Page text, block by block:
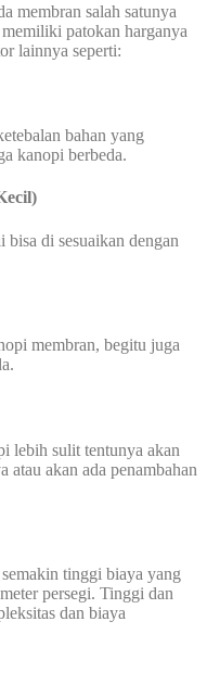
membran salah satunya
patokan harganya
lainnya seperti:
bahan yang
kanopi berbeda.
di sesuaikan dengan
membran, begitu juga
lebih sulit tentunya akan
atau akan ada penambahan
tinggi biaya yang
persegi. Tinggi dan
dan biaya